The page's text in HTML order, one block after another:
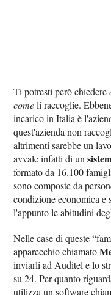
Ti potresti però chiedere
comeli raccoglie.
incarico in Italia è
quest'azienda non
altrimenti sarebbe un
avvale infatti di un
formato da 16.100
sono composte da
condizione economica e
l'appunto le abitudini
Nelle case di queste
apparecchio chiamato
inviarli ad Auditel e lo
su 24. Per quanto
utilizza un software